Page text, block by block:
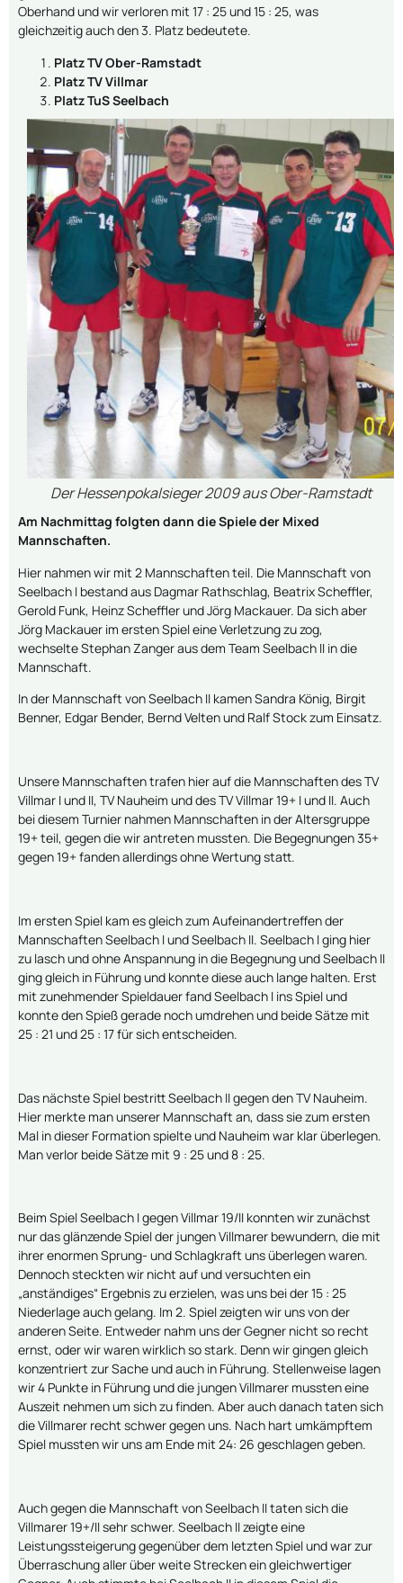
Oberhand und wir verloren mit 17 : 25 und 15 : 25, was
gleichzeitig auch den 3. Platz bedeutete.
Platz TV Ober-Ramstadt
Platz TV Villmar
Platz TuS Seelbach
Der Hessenpokalsieger 2009 aus Ober-Ramstadt
Am Nachmittag folgten dann die Spiele der Mixed
Mannschaften.
Hier nahmen wir mit 2 Mannschaften teil. Die Mannschaft von
Seelbach I bestand aus Dagmar Rathschlag, Beatrix Scheffler,
Gerold Funk, Heinz Scheffler und Jörg Mackauer. Da sich aber
Jörg Mackauer im ersten Spiel eine Verletzung zu zog,
wechselte Stephan Zanger aus dem Team Seelbach II in die
Mannschaft.
In der Mannschaft von Seelbach II kamen Sandra König, Birgit
Benner, Edgar Bender, Bernd Velten und Ralf Stock zum Einsatz.
Unsere Mannschaften trafen hier auf die Mannschaften des TV
Villmar I und II, TV Nauheim und des TV Villmar 19+ I und II. Auch
bei diesem Turnier nahmen Mannschaften in der Altersgruppe
19+ teil, gegen die wir antreten mussten. Die Begegnungen 35+
gegen 19+ fanden allerdings ohne Wertung statt.
Im ersten Spiel kam es gleich zum Aufeinandertreffen der
Mannschaften Seelbach I und Seelbach II. Seelbach I ging hier
zu lasch und ohne Anspannung in die Begegnung und Seelbach II
ging gleich in Führung und konnte diese auch lange halten. Erst
mit zunehmender Spieldauer fand Seelbach I ins Spiel und
konnte den Spieß gerade noch umdrehen und beide Sätze mit
25 : 21 und 25 : 17 für sich entscheiden.
Das nächste Spiel bestritt Seelbach II gegen den TV Nauheim.
Hier merkte man unserer Mannschaft an, dass sie zum ersten
Mal in dieser Formation spielte und Nauheim war klar überlegen.
Man verlor beide Sätze mit 9 : 25 und 8 : 25.
Beim Spiel Seelbach I gegen Villmar 19/II konnten wir zunächst
nur das glänzende Spiel der jungen Villmarer bewundern, die mit
ihrer enormen Sprung- und Schlagkraft uns überlegen waren.
Dennoch steckten wir nicht auf und versuchten ein
„anständiges“ Ergebnis zu erzielen, was uns bei der 15 : 25
Niederlage auch gelang. Im 2. Spiel zeigten wir uns von der
anderen Seite. Entweder nahm uns der Gegner nicht so recht
ernst, oder wir waren wirklich so stark. Denn wir gingen gleich
konzentriert zur Sache und auch in Führung. Stellenweise lagen
wir 4 Punkte in Führung und die jungen Villmarer mussten eine
Auszeit nehmen um sich zu finden. Aber auch danach taten sich
die Villmarer recht schwer gegen uns. Nach hart umkämpftem
Spiel mussten wir uns am Ende mit 24: 26 geschlagen geben.
Auch gegen die Mannschaft von Seelbach II taten sich die
Villmarer 19+/II sehr schwer. Seelbach II zeigte eine
Leistungssteigerung gegenüber dem letzten Spiel und war zur
Überraschung aller über weite Strecken ein gleichwertiger